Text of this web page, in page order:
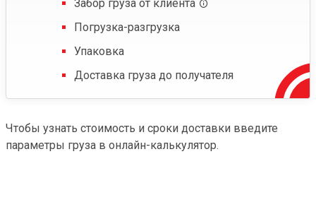
Забор груза от клиента
Погрузка-разгрузка
Упаковка
Доставка груза до получателя
Чтобы узнать стоимость и сроки доставки введите
параметры груза в онлайн-калькулятор.